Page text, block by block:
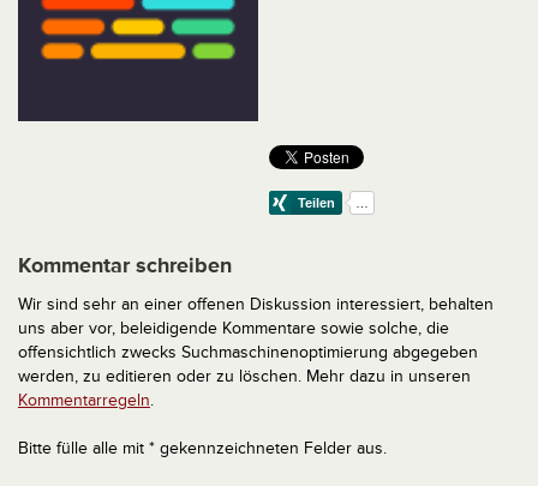
Kommentar schreiben
Wir sind sehr an einer offenen Diskussion interessiert, behalten
uns aber vor, beleidigende Kommentare sowie solche, die
offensichtlich zwecks Suchmaschinenoptimierung abgegeben
werden, zu editieren oder zu löschen. Mehr dazu in unseren
Kommentarregeln.
Bitte fülle alle mit * gekennzeichneten Felder aus.